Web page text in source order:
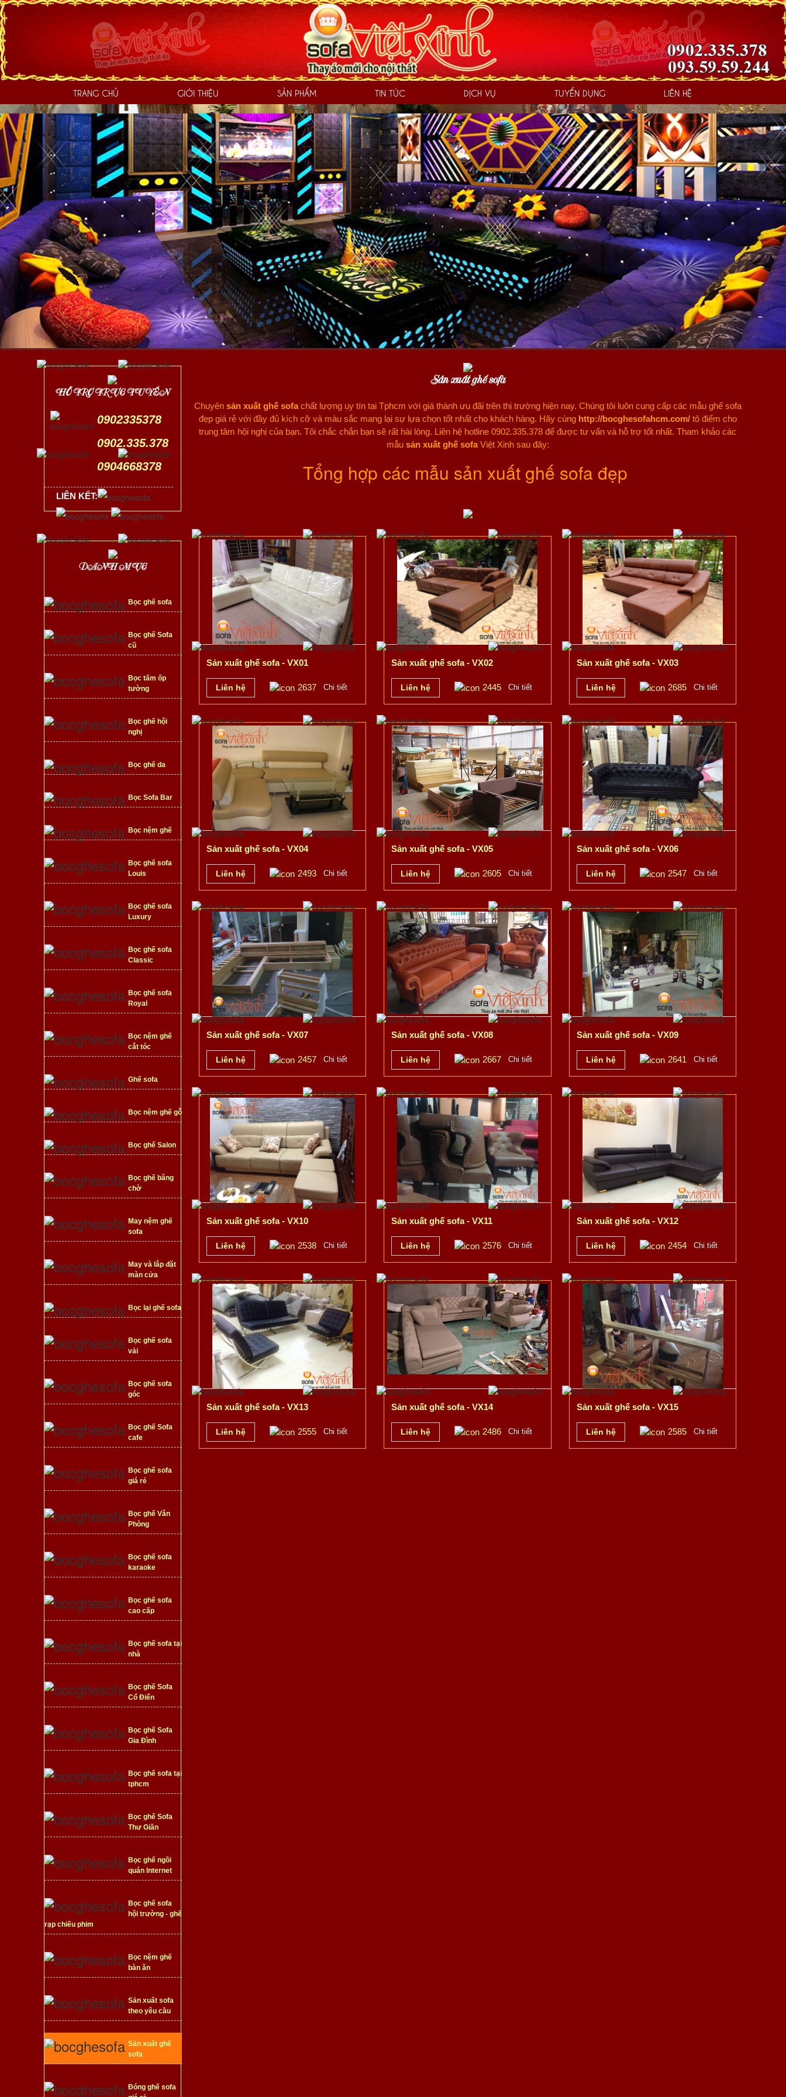
TRANG CHỦ GIỚI THIỆU SẢN PHẨM TIN TỨC DỊCH VỤ TUYỂN DỤNG LIÊN HỆ
HỖ TRỢ TRỰC TUYẾN
0902335378
0902.335.378
0904668378
LIÊN KẾT:
DANH MỤC
Bọc ghế sofa
Bọc ghế Sofa
cũ
Bọc tấm ốp
tường
Bọc ghế hội
nghị
Bọc ghế da
Bọc Sofa Bar
Bọc nệm ghế
Bọc ghế sofa
Louis
Bọc ghế sofa
Luxury
Bọc ghế sofa
Classic
Bọc ghế sofa
Royal
Bọc nệm ghế
cắt tóc
Ghế sofa
Bọc nệm ghế gỗ
Bọc ghế Salon
Bọc ghế băng
chờ
May nệm ghế
sofa
May và lắp đặt
màn cửa
Bọc lại ghế sofa
Bọc ghế sofa
vải
Bọc ghế sofa
góc
Bọc ghế Sofa
cafe
Bọc ghế sofa
giá rẻ
Bọc ghế Văn
Phòng
Bọc ghế sofa
karaoke
Bọc ghế sofa
cao cấp
Bọc ghế sofa tại
nhà
Bọc ghế Sofa
Cổ Điển
Bọc ghế Sofa
Gia Đình
Bọc ghế sofa tại
tphcm
Bọc ghế Sofa
Thư Giãn
Bọc ghế ngồi
quán Internet
Bọc ghế sofa
hội trường - ghế
rạp chiếu phim
Bọc nệm ghế
bàn ăn
Sản xuất sofa
theo yêu cầu
Sản xuất ghế
sofa
Đóng ghế sofa
Sản xuất ghế sofa
Chuyên sản xuất ghế sofachất lượng uy tín tại Tphcm với giá thành ưu đãi trên thị trường hiện nay. Chúng tôi luôn cung cấp các mẫu ghế sofa
đẹp giá rẻ với đầy đủ kích cỡ và màu sắc mang lại sự lựa chọn tốt nhất cho khách hàng. Hãy cùng http://bocghesofahcm.com/ tô điểm cho
trung tâm hội nghị của bạn. Tôi chắc chắn bạn sẽ rất hài lòng. Liên hệ hotline 0902.335.378 để được tư vấn và hỗ trợ tốt nhất. Tham khảo các
mẫu sản xuất ghế sofaViệt Xinh sau đây:
Tổng hợp các mẫu sản xuất ghế sofa đẹp
Sản xuất ghế sofa - VX01
Liên hệ 2637 Chi tiết
Sản xuất ghế sofa - VX02
Liên hệ 2445 Chi tiết
Sản xuất ghế sofa - VX03
Liên hệ 2685 Chi tiết
Sản xuất ghế sofa - VX04
Liên hệ 2493 Chi tiết
Sản xuất ghế sofa - VX05
Liên hệ 2605 Chi tiết
Sản xuất ghế sofa - VX06
Liên hệ 2547 Chi tiết
Sản xuất ghế sofa - VX07
Liên hệ 2457 Chi tiết
Sản xuất ghế sofa - VX08
Liên hệ 2667 Chi tiết
Sản xuất ghế sofa - VX09
Liên hệ 2641 Chi tiết
Sản xuất ghế sofa - VX10
Liên hệ 2538 Chi tiết
Sản xuất ghế sofa - VX11
Liên hệ 2576 Chi tiết
Sản xuất ghế sofa - VX12
Liên hệ 2454 Chi tiết
Sản xuất ghế sofa - VX13
Liên hệ 2555 Chi tiết
Sản xuất ghế sofa - VX14
Liên hệ 2486 Chi tiết
Sản xuất ghế sofa - VX15
Liên hệ 2585 Chi tiết